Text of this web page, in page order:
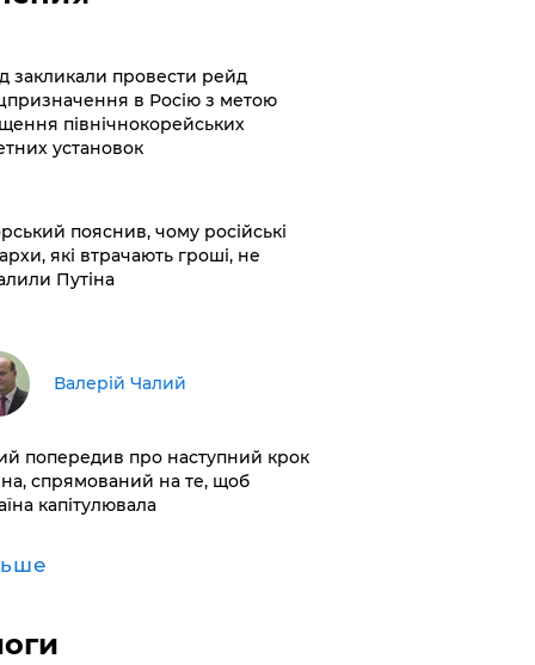
закликали провести рейд
в Росію з метою
північнокорейських
установок
пояснив, чому російські
які втрачають гроші, не
Путіна
Валерій Чалий
попередив про наступний крок
спрямований на те, щоб
капітулювала